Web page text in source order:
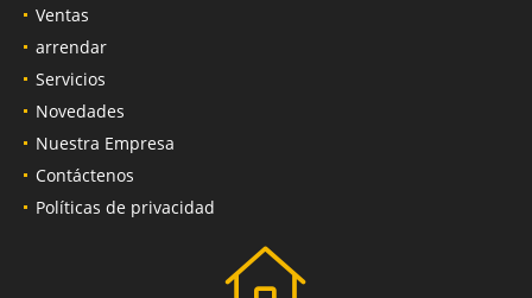
Ventas
arrendar
Servicios
Novedades
Nuestra Empresa
Contáctenos
Políticas de privacidad